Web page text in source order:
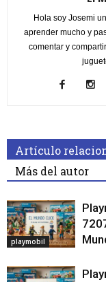
Hola soy Josemi
aprender mucho y
comentar y
Artículo
Más del autor
playmobil